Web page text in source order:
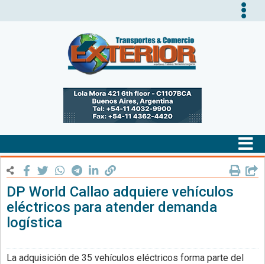
DP World Callao adquiere vehículos
eléctricos para atender demanda
logística
La adquisición de 35 vehículos eléctricos forma parte del